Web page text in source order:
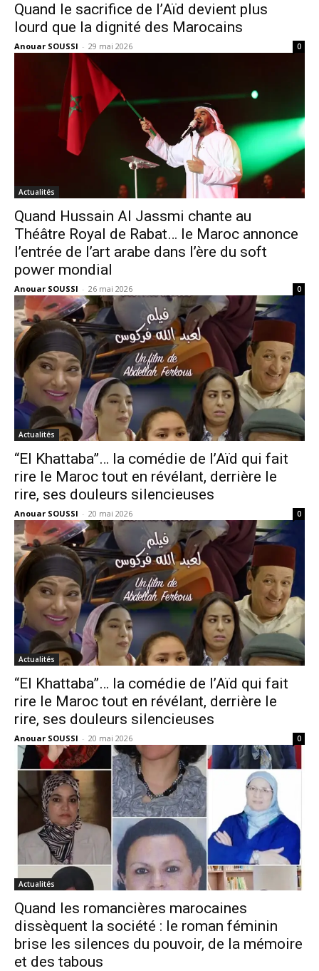
Quand le sacrifice de l’Aïd devient plus
lourd que la dignité des Marocains
Anouar SOUSSI - 29 mai 2026 0
Actualités
Quand Hussain Al Jassmi chante au
Théâtre Royal de Rabat… le Maroc annonce
l’entrée de l’art arabe dans l’ère du soft
power mondial
Anouar SOUSSI - 26 mai 2026 0
Actualités
“El Khattaba”… la comédie de l’Aïd qui fait
rire le Maroc tout en révélant, derrière le
rire, ses douleurs silencieuses
Anouar SOUSSI - 20 mai 2026 0
Actualités
“El Khattaba”… la comédie de l’Aïd qui fait
rire le Maroc tout en révélant, derrière le
rire, ses douleurs silencieuses
Anouar SOUSSI - 20 mai 2026 0
Actualités
Quand les romancières marocaines
dissèquent la société : le roman féminin
brise les silences du pouvoir, de la mémoire
et des tabous